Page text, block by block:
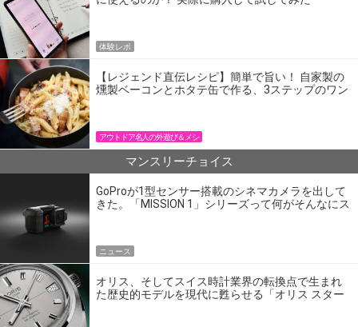
体験レポ
【レジェンド直伝レシピ】簡単で旨い！ 自家製の
燻製ベーコンとホタテ缶で作る、3ステップのワン
アウトドア名人の外遊び＆メシ
マンスリーチョイス
GoProが1型センサー搭載のシネマカメラを出して
きた。「MISSION 1」シリーズって何がそんなにス
ニュース
オリス、そしてスイス時計業界の転換点で生まれ
た歴史的モデルを現代に甦らせる「オリス スター